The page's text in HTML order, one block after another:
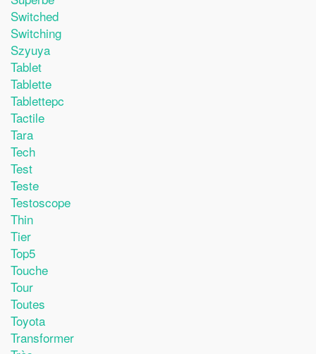
Switched
Switching
Szyuya
Tablet
Tablette
Tablettepc
Tactile
Tara
Tech
Test
Teste
Testoscope
Thin
Tier
Top5
Touche
Tour
Toutes
Toyota
Transformer